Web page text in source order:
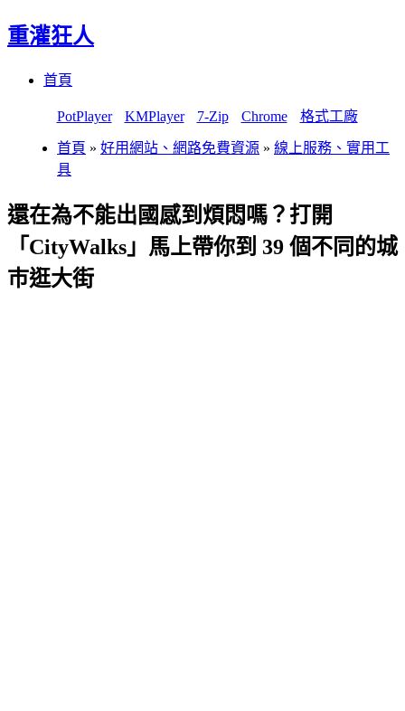
重灌狂人
首頁
PotPlayer KMPlayer 7-Zip Chrome 格式工廠
首頁 » 好用網站、網路免費資源 » 線上服務、實用工
具
還在為不能出國感到煩悶嗎？打開
「CityWalks」馬上帶你到 39 個不同的城
巿逛大街